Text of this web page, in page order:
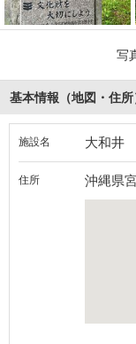
写
基本情報（地図・住所
施設名 大和井
住所 沖縄県